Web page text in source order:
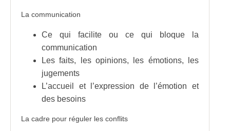
La communication
Ce qui facilite ou ce qui bloque la
communication
Les faits, les opinions, les émotions, les
jugements
L’accueil et l’expression de l’émotion et
des besoins
La cadre pour réguler les conflits